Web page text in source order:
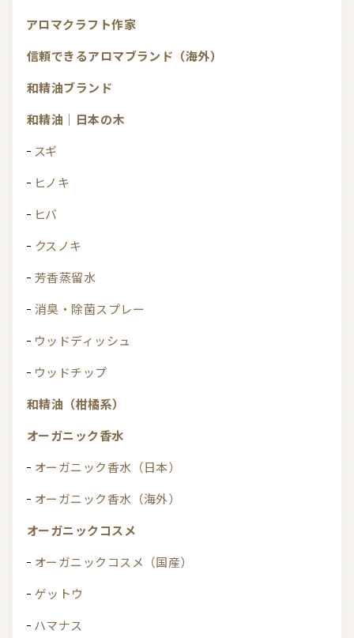
アロマクラフト作家
信頼できるアロマブランド（海外）
和精油ブランド
和精油｜日本の木
スギ
ヒノキ
ヒバ
クスノキ
芳香蒸留水
消臭・除菌スプレー
ウッドディッシュ
ウッドチップ
和精油（柑橘系）
オーガニック香水
オーガニック香水（日本）
オーガニック香水（海外）
オーガニックコスメ
オーガニックコスメ（国産）
ゲットウ
ハマナス